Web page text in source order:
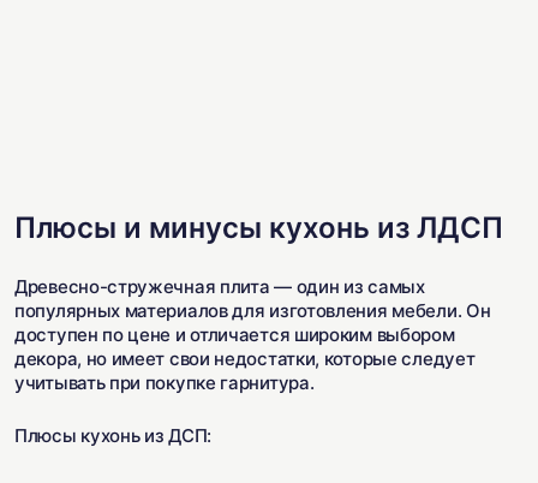
Плюсы и минусы кухонь из ЛДСП
Древесно-стружечная плита — один из самых
популярных материалов для изготовления мебели. Он
доступен по цене и отличается широким выбором
декора, но имеет свои недостатки, которые следует
учитывать при покупке гарнитура.
Плюсы кухонь из ДСП: